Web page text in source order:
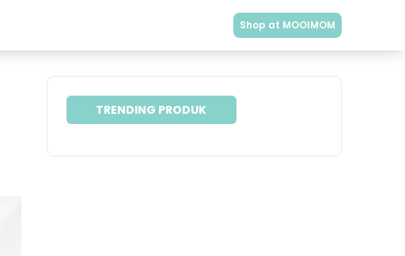
Shop at MOOIMOM
TRENDING PRODUK